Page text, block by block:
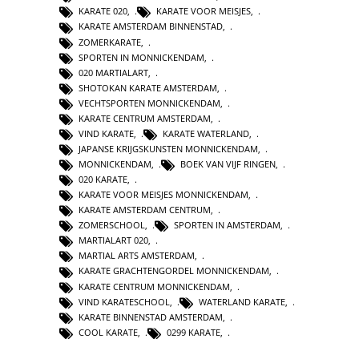
KARATE 020, KARATE VOOR MEISJES,
KARATE AMSTERDAM BINNENSTAD,
ZOMERKARATE
SPORTEN IN MONNICKENDAM
020 MARTIALART
SHOTOKAN KARATE AMSTERDAM
VECHTSPORTEN MONNICKENDAM
KARATE CENTRUM AMSTERDAM
VIND KARATE
KARATE WATERLAND
JAPANSE KRIJGSKUNSTEN MONNICKENDAM
MONNICKENDAM, BOEK VAN VIJF RINGEN,
020 KARATE,
KARATE VOOR MEISJES MONNICKENDAM,
KARATE AMSTERDAM CENTRUM,
ZOMERSCHOOL, SPORTEN IN AMSTERDAM,
MARTIALART 020,
MARTIAL ARTS AMSTERDAM,
KARATE GRACHTENGORDEL MONNICKENDAM,
KARATE CENTRUM MONNICKENDAM
VIND KARATESCHOOL
WATERLAND KARATE
KARATE BINNENSTAD AMSTERDAM
COOL KARATE
0299 KARATE